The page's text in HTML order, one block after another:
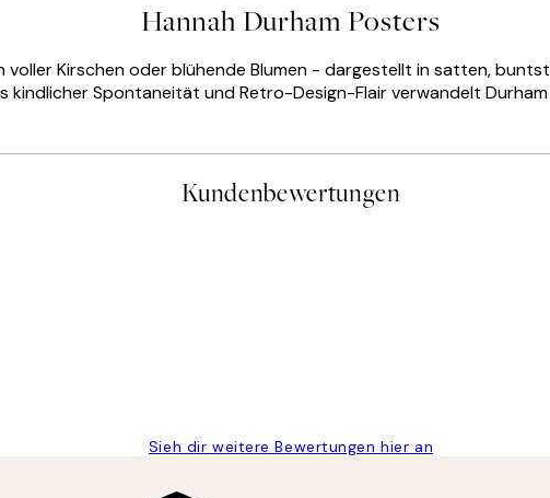
Hannah Durham Posters
voller Kirschen oder blühende Blumen - dargestellt in satten,
Spontaneität und Retro-Design-Flair verwandelt
Kundenbewertungen
Sieh dir weitere Bewertungen hier an